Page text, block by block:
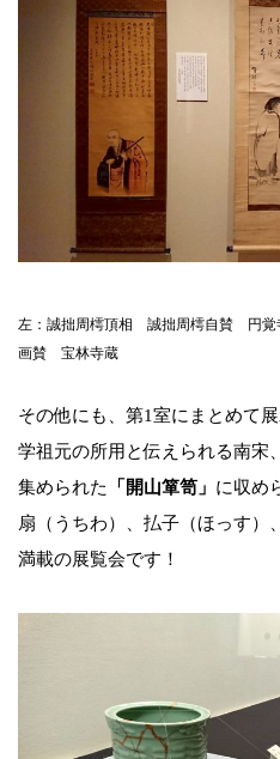
左：誠拙周樗頂相 誠拙周樗自賛 円
画賛 宝林寺蔵
その他にも、第1室にまとめて
学祖元の所用と伝えられる南宋
集められた
「開山箪笥」 に収め
扇（うちわ）、払子（ほっす）
満載の展覧会です！